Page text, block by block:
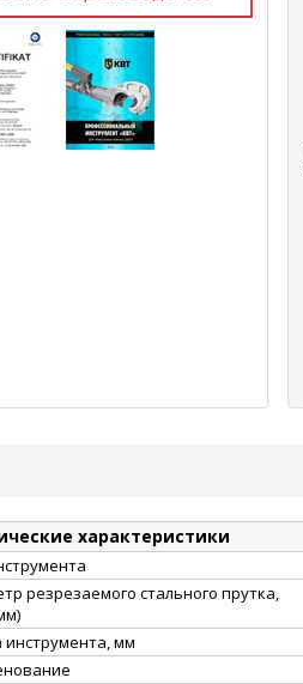
характеристики
резрезаемого стального прутка,
инструмента, мм